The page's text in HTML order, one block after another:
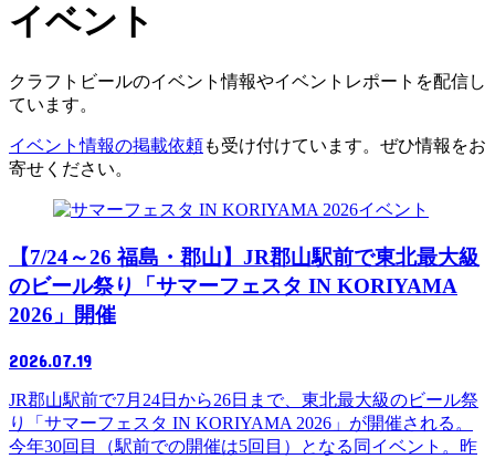
イベント
クラフトビールのイベント情報やイベントレポートを配信し
ています。
イベント情報の掲載依頼も受け付けています。ぜひ情報をお
寄せください。
イベント
【7/24～26 福島・郡山】JR郡山駅前で東北最大級
のビール祭り「サマーフェスタ IN KORIYAMA
2026」開催
2026.07.19
JR郡山駅前で7月24日から26日まで、東北最大級のビール祭
り「サマーフェスタ IN KORIYAMA 2026」が開催される。
今年30回目（駅前での開催は5回目）となる同イベント。昨